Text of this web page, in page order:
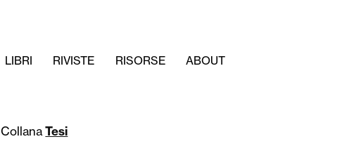
LIBRI RIVISTE RISORSE ABOUT
CollanaTesi